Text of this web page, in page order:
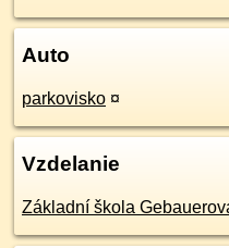
Auto
parkovisko ¤
Vzdelanie
Základní škola